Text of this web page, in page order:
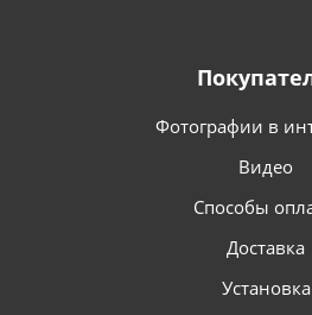
Фотографии в
Видео
Способы
Доставка
Установка